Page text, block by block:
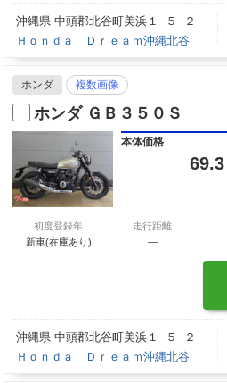
沖縄県 中頭郡北谷町美浜１−５−２
Ｈｏｎｄａ Ｄｒｅａｍ沖縄北谷
ホンダ 複数画像
ホンダ ＧＢ３５０Ｓ
本体価格
69.3
初度登録年
新車(在庫あり)
走行距離
―
沖縄県 中頭郡北谷町美浜１−５−２
Ｈｏｎｄａ Ｄｒｅａｍ沖縄北谷